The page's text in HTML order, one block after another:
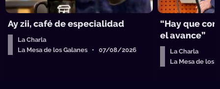
Ay zii, café de especialidad
La Charla
La Mesa de los Galanes • 07/08/2026
“Hay que
el avance”
La Charla
La Mesa de